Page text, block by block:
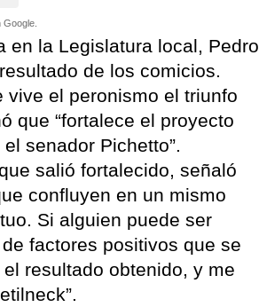
en la Legislatura local, Pedro
de los comicios.
vive el peronismo el triunfo
que “fortalece el proyecto
senador Pichetto”.
salió fortalecido, señaló
confluyen en un mismo
Si alguien puede ser
factores positivos que se
resultado obtenido, y me